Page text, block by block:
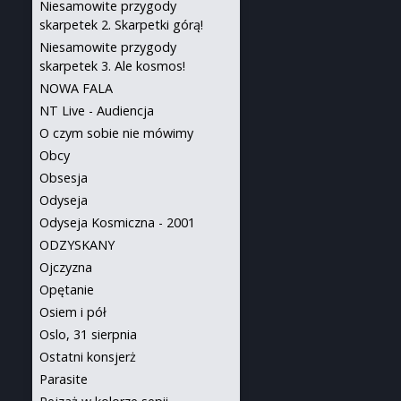
Niesamowite przygody
skarpetek 2. Skarpetki górą!
Niesamowite przygody
skarpetek 3. Ale kosmos!
NOWA FALA
NT Live - Audiencja
O czym sobie nie mówimy
Obcy
Obsesja
Odyseja
Odyseja Kosmiczna - 2001
ODZYSKANY
Ojczyzna
Opętanie
Osiem i pół
Oslo, 31 sierpnia
Ostatni konsjerż
Parasite